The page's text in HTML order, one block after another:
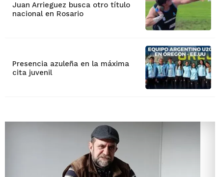
Juan Arrieguez busca otro título
nacional en Rosario
Presencia azuleña en la máxima
cita juvenil